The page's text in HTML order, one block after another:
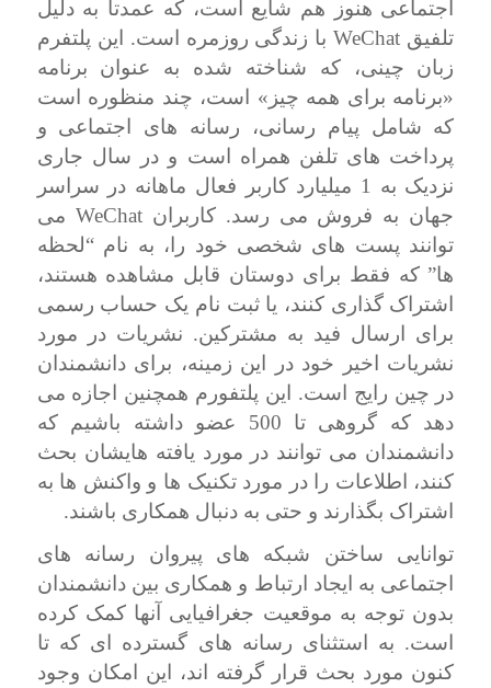
اجتماعی هنوز هم شایع است، که عمدتا به دلیل
تلفیق WeChat با زندگی روزمره است. این پلتفرم
زبان چینی، که شناخته شده به عنوان برنامه
«برنامه برای همه چیز» است، چند منظوره است
که شامل پیام رسانی، رسانه های اجتماعی و
پرداخت های تلفن همراه است و در سال جاری
نزدیک به 1 میلیارد کاربر فعال ماهانه در سراسر
جهان به فروش می رسد. کاربرانWeChat می
توانند پست های شخصی خود را، به نام “لحظه
ها” که فقط برای دوستان قابل مشاهده هستند،
اشتراک گذاری کنند، یا ثبت نام یک حساب رسمی
برای ارسال فید به مشترکین. نشریات در مورد
نشریات اخیر خود در این زمینه، برای دانشمندان
در چین رایج است. این پلتفورم همچنین اجازه می
دهد که گروهی تا 500 عضو داشته باشیم که
دانشمندان می توانند در مورد یافته هایشان بحث
کنند، اطلاعات را در مورد تکنیک ها و واکنش ها به
اشتراک بگذارند و حتی به دنبال همکاری باشند.
توانایی ساختن شبکه های پیروان رسانه های
اجتماعی به ایجاد ارتباط و همکاری بین دانشمندان
بدون توجه به موقعیت جغرافیایی آنها کمک کرده
است. به استثنای رسانه های گسترده ای که تا
کنون مورد بحث قرار گرفته اند، این امکان وجود